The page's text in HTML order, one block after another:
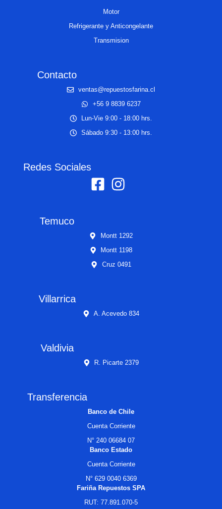
Motor
Refrigerante y Anticongelante
Transmision
Contacto
ventas@repuestosfarina.cl
+56 9 8839 6237
Lun-Vie 9:00 - 18:00 hrs.
Sábado 9:30 - 13:00 hrs.
Redes Sociales
Temuco
Montt 1292
Montt 1198
Cruz 0491
Villarrica
A. Acevedo 834
Valdivia
R. Picarte 2379
Transferencia
Banco de Chile
Cuenta Corriente
N° 240 06684 07
Banco Estado
Cuenta Corriente
N° 629 0040 6369
Fariña Repuestos SPA
RUT: 77.891.070-5